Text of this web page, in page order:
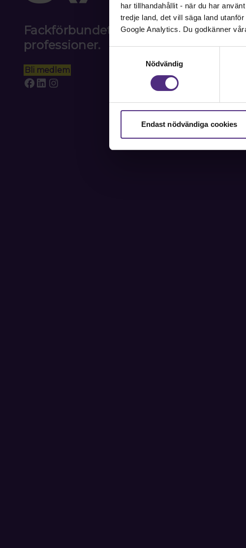
har tillhandahållit - när du har
tredje land, det vill säga land
Google Analytics. Du godkänner
Nödvändig
Endast nödvändiga cookies
Fackförbundet för akademiker i
professioner.
Bli medlem